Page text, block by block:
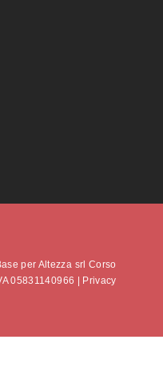
per Altezza srl Corso
05831140966 |
Privacy